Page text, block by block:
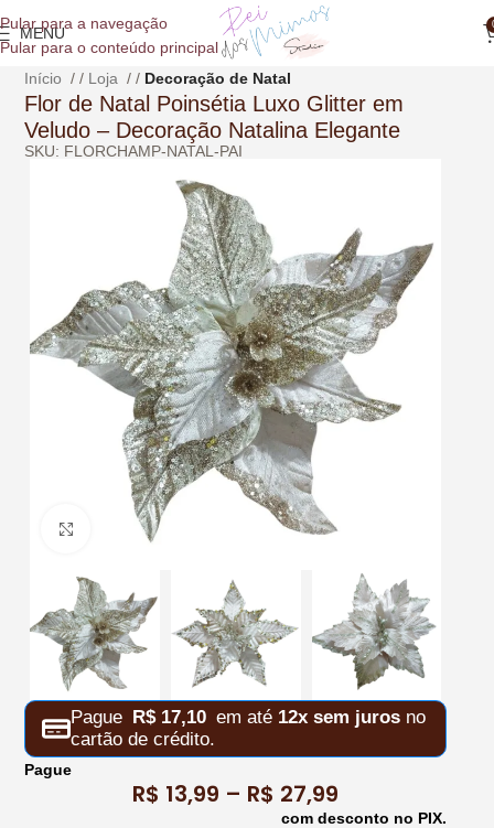
conteúdo
Pular para a navegação
Pular para o conteúdo principal
MENU
Início / Loja / Decoração de Natal
Flor de Natal Poinsétia Luxo Glitter em
Veludo – Decoração Natalina Elegante
SKU: FLORCHAMP-NATAL-PAI
Clique para ampliar
Pague R$17,10 em até 12x sem juros no
cartão de crédito.
Pague
R$ 13,99 – R$ 27,99
com desconto no PIX.